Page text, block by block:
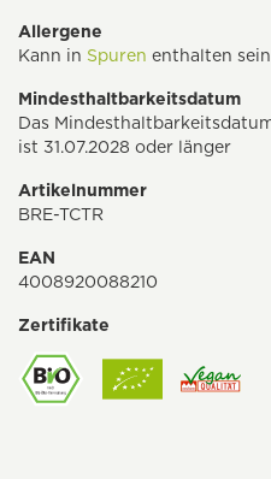
Allergene
Kann in Spuren enthalten
Mindesthaltbarkeitsdatum
Das
ist 31.07.2028 oder länger
Artikelnummer
BRE-TCTR
EAN
4008920088210
Zertifikate